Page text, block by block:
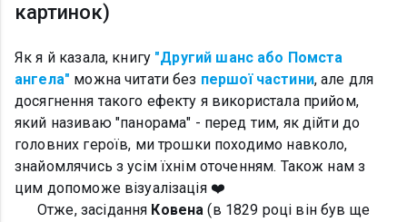
картинок)
Як я й казала, книгу "Другий шанс або Помста
ангела" можна читати без першої частини, але для
досягнення такого ефекту я використала прийом,
який називаю "панорама" - перед тим, як дійти до
головних героїв, ми трошки походимо навколо,
знайомлячись з усім їхнім оточенням. Також нам з
цим допоможе візуалізація ❤️
Отже, засідання Ковена (в 1829 році він був ще